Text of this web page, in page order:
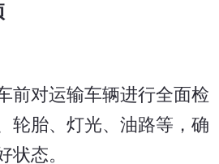
前对运输车辆进行全面检
轮胎、灯光、油路等，确
状态。